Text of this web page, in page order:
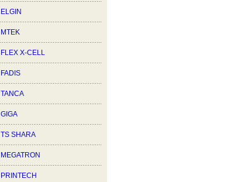
ELGIN
MTEK
FLEX X-CELL
FADIS
TANCA
GIGA
TS SHARA
MEGATRON
PRINTECH